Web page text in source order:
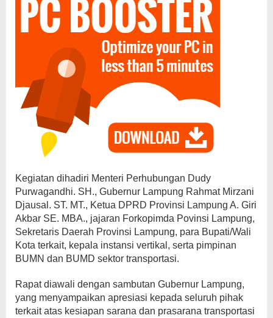
Kegiatan dihadiri Menteri Perhubungan Dudy
Purwagandhi. SH., Gubernur Lampung Rahmat Mirzani
Djausal. ST. MT., Ketua DPRD Provinsi Lampung A. Giri
Akbar SE. MBA., jajaran Forkopimda Povinsi Lampung,
Sekretaris Daerah Provinsi Lampung, para Bupati/Wali
Kota terkait, kepala instansi vertikal, serta pimpinan
BUMN dan BUMD sektor transportasi.
Rapat diawali dengan sambutan Gubernur Lampung,
yang menyampaikan apresiasi kepada seluruh pihak
terkait atas kesiapan sarana dan prasarana transportasi